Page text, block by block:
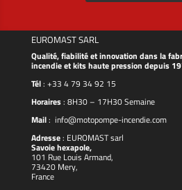
EUROMAST SARL
Qualité, fiabilité et innovation dans la
incendie et kits haute pression depuis
Tél: +33 4 79 34 92 15
Horaires: 8H30 – 17H30 Semaine
Mail: info@motopompe-incendie.com
Adresse: EUROMASTsarl
Savoie hexapole,
101 Rue Louis Armand,
73420 Mery,
France